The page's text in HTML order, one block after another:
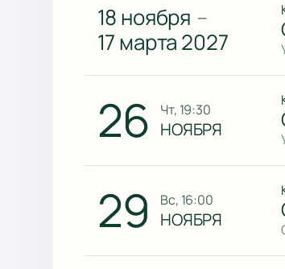
18 ноября —
17 марта 2027
26 чт, 19:30
НОЯБРЯ
29 вс, 16:00
НОЯБРЯ